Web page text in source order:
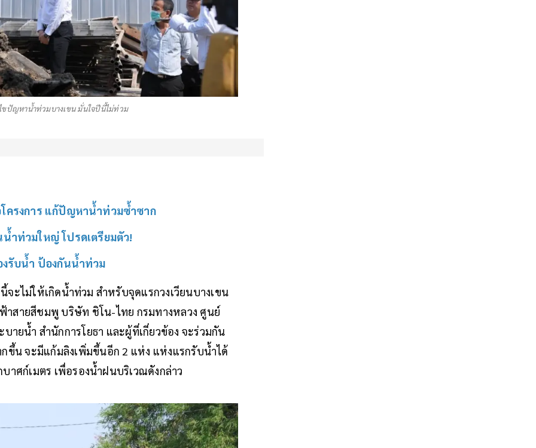
ปัญหาน้ำท่วมบางเขน มั่นใจปีนี้ไม่ท่วม
โครงการ แก้ปัญหาน้ำท่วมซ้ำซาก
น้ำท่วมใหญ่ โปรดเตรียมตัว!
รับน้ำ ป้องกันน้ำท่วม
ะไม่ให้เกิดน้ำท่วม สำหรับจุดแรกวงเวียนบางเขน
าสายสีชมพู บริษัท ชิโน-ไทย กรมทางหลวง ศูนย์
ยน้ำ สำนักการโยธา และผู้ที่เกี่ยวข้อง จะร่วมกัน
ขึ้น จะมีแก้มลิงเพิ่มขึ้นอีก 2 แห่ง แห่งแรกรับน้ำได้
าศก์เมตร เพื่อรองน้ำฝนบริเวณดังกล่าว